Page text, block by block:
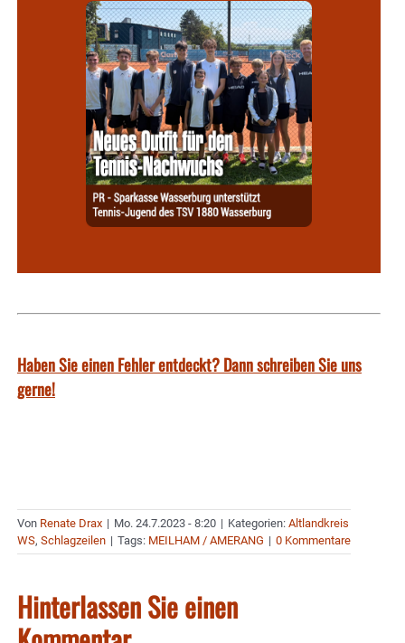
Haben Sie einen Fehler entdeckt? Dann schreiben Sie uns
gerne!
Von Renate Drax | Mo. 24.7.2023 - 8:20 | Kategorien: Altlandkreis
WS, Schlagzeilen | Tags: MEILHAM / AMERANG | 0 Kommentare
Hinterlassen Sie einen